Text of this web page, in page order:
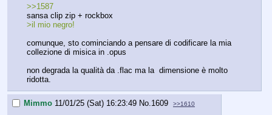
>>1587
sansa clip zip + rockbox
>il mio negro!
comunque, sto cominciando a pensare di codificare la mia
collezione di misica in .opus
non degrada la qualità da .flac ma la  dimensione è molto
ridotta.
Mimmo 11/01/25 (Sat) 16:23:49 No.1609 >>1610